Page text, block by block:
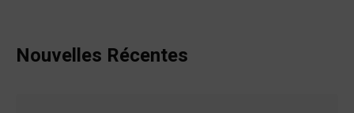
Nouvelles Récentes